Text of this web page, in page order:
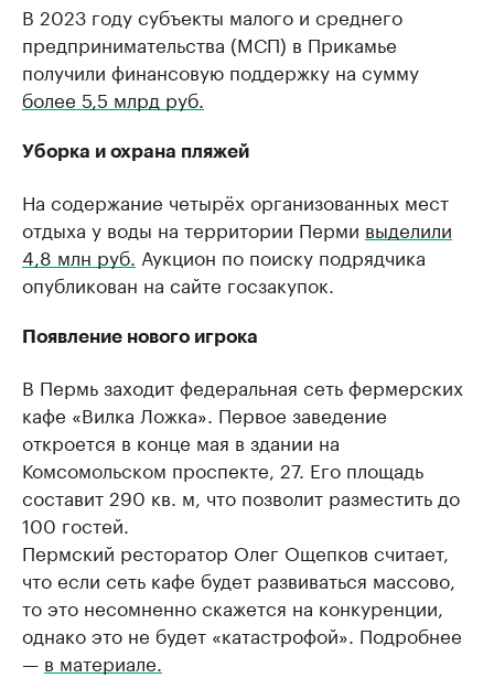
В 2023 году субъекты малого и среднего
предпринимательства (МСП) в Прикамье
получили финансовую поддержку на сумму
более 5,5 млрд руб.
Уборка и охрана пляжей
На содержание четырёх организованных мест
отдыха у воды на территории Перми выделили
4,8 млн руб. Аукцион по поиску подрядчика
опубликован на сайте госзакупок.
Появление нового игрока
В Пермь заходит федеральная сеть фермерских
кафе «Вилка Ложка». Первое заведение
откроется в конце мая в здании на
Комсомольском проспекте, 27. Его площадь
составит 290 кв. м, что позволит разместить до
100 гостей.
Пермский ресторатор Олег Ощепков считает,
что если сеть кафе будет развиваться массово,
то это несомненно скажется на конкуренции,
однако это не будет «катастрофой». Подробнее
— в материале.